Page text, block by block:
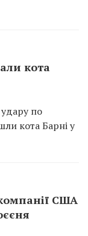
кота
удару по
кота Барні у
США